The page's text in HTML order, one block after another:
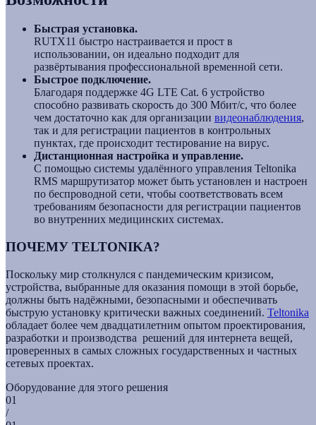
Быстрая установка.
RUTX11 быстро настраивается и прост в
использовании, он идеально подходит для
развёртывания профессиональной временной сети.
Быстрое подключение.
Благодаря поддержке 4G LTE Cat. 6 устройство
способно развивать скорость до 300 Мбит/с, что более
чем достаточно как для организации видеонаблюдения,
так и для регистрации пациентов в контрольных
пунктах, где происходит тестирование на вирус.
Дистанционная настройка и управление.
С помощью системы удалённого управления Teltonika
RMS маршрутизатор может быть установлен и настроен
по беспроводной сети, чтобы соответствовать всем
требованиям безопасности для регистрации пациентов
во внутренних медицинских системах.
ПОЧЕМУ TELTONIKA?
Поскольку мир столкнулся с пандемическим кризисом,
устройства, выбранные для оказания помощи в этой борьбе,
должны быть надёжными, безопасными и обеспечивать
быструю установку критически важных соединений. Teltonika
обладает более чем двадцатилетним опытом проектирования,
разработки и производства решений для интернета вещей,
проверенных в самых сложных государственных и частных
сетевых проектах.
Оборудование для этого решения
01
/